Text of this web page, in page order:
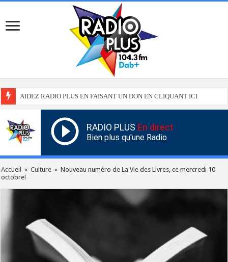
AIDEZ RADIO PLUS EN FAISANT UN DON EN CLIQUANT ICI
RADIO PLUS En direct
Bien plus qu'une Radio
Accueil » Culture » Nouveau numéro de La Vie des Livres, ce mercredi 10
octobre!